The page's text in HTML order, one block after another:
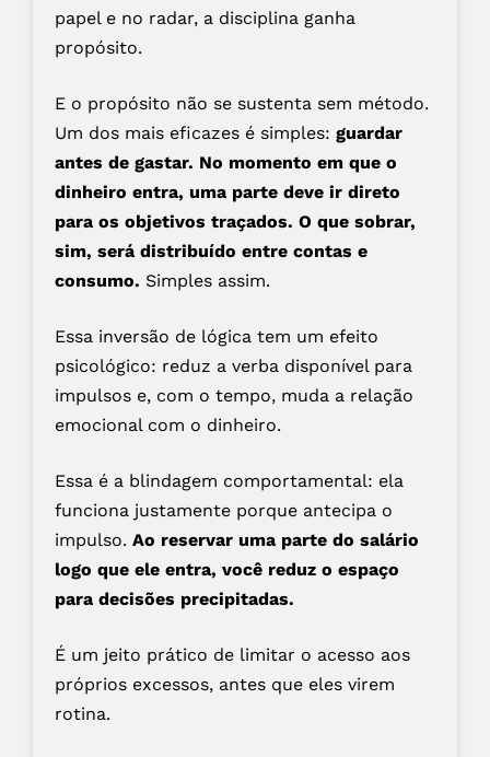
papel e no radar, a disciplina ganha
propósito.
E o propósito não se sustenta sem método.
Um dos mais eficazes é simples: guardar
antes de gastar. No momento em que o
dinheiro entra, uma parte deve ir direto
para os objetivos traçados. O que sobrar,
sim, será distribuído entre contas e
consumo. Simples assim.
Essa inversão de lógica tem um efeito
psicológico: reduz a verba disponível para
impulsos e, com o tempo, muda a relação
emocional com o dinheiro.
Essa é a blindagem comportamental: ela
funciona justamente porque antecipa o
impulso. Ao reservar uma parte do salário
logo que ele entra, você reduz o espaço
para decisões precipitadas.
É um jeito prático de limitar o acesso aos
próprios excessos, antes que eles virem
rotina.